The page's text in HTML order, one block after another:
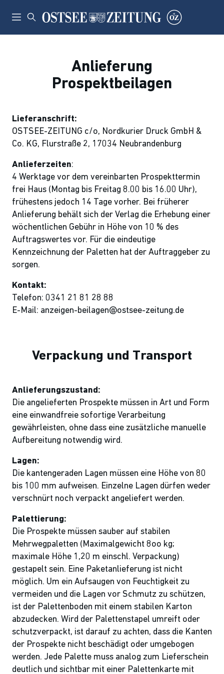
Anlieferung
Prospektbeilagen
Lieferanschrift:
OSTSEE-ZEITUNG c/o, Nordkurier Druck GmbH &
Co. KG, Flurstraße 2, 17034 Neubrandenburg
Anlieferzeiten:
4 Werktage vor dem vereinbarten Prospekttermin
frei Haus (Montag bis Freitag 8.00 bis 16.00 Uhr),
frühestens jedoch 14 Tage vorher. Bei früherer
Anlieferung behält sich der Verlag die Erhebung einer
wöchentlichen Gebühr in Höhe von 10 % des
Auftragswertes vor. Für die eindeutige
Kennzeichnung der Paletten hat der Auftraggeber zu
sorgen.
Kontakt:
Telefon: 0341 21 81 28 88
E-Mail: anzeigen-beilagen@ostsee-zeitung.de
Verpackung und Transport
Anlieferungszustand:
Die angelieferten Prospekte müssen in Art und Form
eine einwandfreie sofortige Verarbeitung
gewährleisten, ohne dass eine zusätzliche manuelle
Aufbereitung notwendig wird.
Lagen:
Die kantengeraden Lagen müssen eine Höhe von 80
bis 100 mm aufweisen. Einzelne Lagen dürfen weder
verschnürt noch verpackt angeliefert werden.
Palettierung:
Die Prospekte müssen sauber auf stabilen
Mehrwegpaletten (Maximalgewicht 8oo kg;
maximale Höhe 1,20 m einschl. Verpackung)
gestapelt sein. Eine Paketanlieferung ist nicht
möglich. Um ein Aufsaugen von Feuchtigkeit zu
vermeiden und die Lagen vor Schmutz zu schützen,
ist der Palettenboden mit einem stabilen Karton
abzudecken. Wird der Palettenstapel umreift oder
schutzverpackt, ist darauf zu achten, dass die Kanten
der Prospekte nicht beschädigt oder umgebogen
werden. Jede Palette muss analog zum Lieferschein
deutlich und sichtbar mit einer Palettenkarte mit